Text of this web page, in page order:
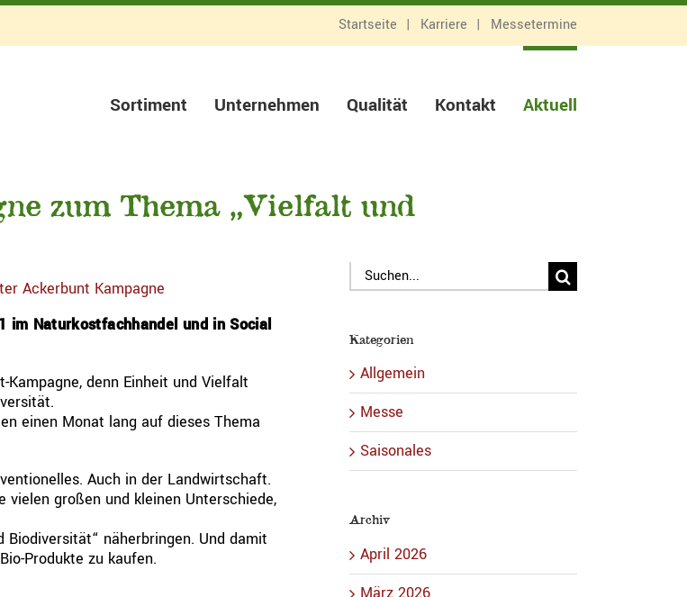
Startseite Karriere Messetermine
Sortiment Unternehmen Qualität Kontakt Aktuell
zum Thema „Vielfalt und
​im Naturkostfachhandel und in Social
denn Einheit und Vielfalt
einen Monat lang auf dieses Thema
Auch in der Landwirtschaft.
großen und kleinen Unterschiede,
näherbringen. Und damit
Produkte zu kaufen.
Suche
nach:
Kategorien
Allgemein
Messe
Saisonales
Archiv
April 2026
März 2026